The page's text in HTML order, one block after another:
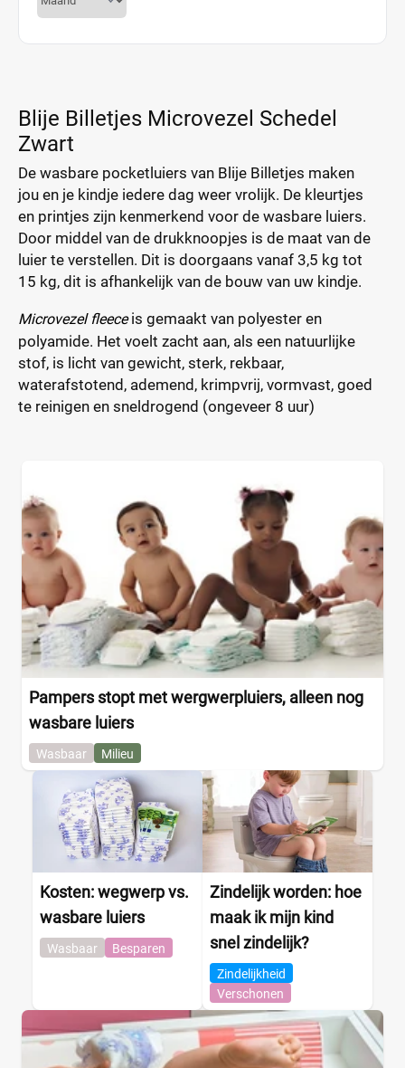
Blije Billetjes Microvezel Schedel
Zwart
De wasbare pocketluiers van Blije Billetjes maken
jou en je kindje iedere dag weer vrolijk. De kleurtjes
en printjes zijn kenmerkend voor de wasbare luiers.
Door middel van de drukknoopjes is de maat van de
luier te verstellen. Dit is doorgaans vanaf 3,5 kg tot
15 kg, dit is afhankelijk van de bouw van uw kindje.
Microvezel fleeceis gemaakt van polyester en
polyamide. Het voelt zacht aan, als een natuurlijke
stof, is licht van gewicht, sterk, rekbaar,
waterafstotend, ademend, krimpvrij, vormvast, goed
te reinigen en sneldrogend (ongeveer 8 uur)
Pampers stopt met wergwerpluiers, alleen nog
wasbare luiers
Wasbaar Milieu
Kosten: wegwerp vs.
wasbare luiers
Wasbaar Besparen
Zindelijk worden: hoe
maak ik mijn kind
snel zindelijk?
Zindelijkheid
Verschonen